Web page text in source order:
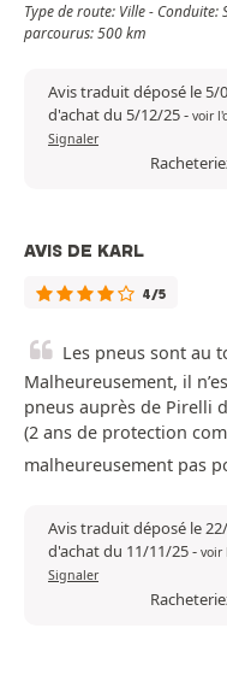
Type de route: Ville -
parcourus: 500 km
Avis traduit déposé le 5/
d'achat du 5/12/25- voir
Signaler
AVIS DE KARL
4/5
Les pneus sont au
Malheureusement, il
pneus auprès de Pirelli
(2 ans de protection
malheureusement pas
Avis traduit déposé le
d'achat du 11/11/25- voir
Signaler